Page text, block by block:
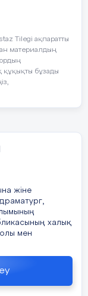
қайрат,
бұл
Жабаев.
ақын»
Tilegi ақпаратты
материалдың
құқықты бұзады
жіне
халық
мен